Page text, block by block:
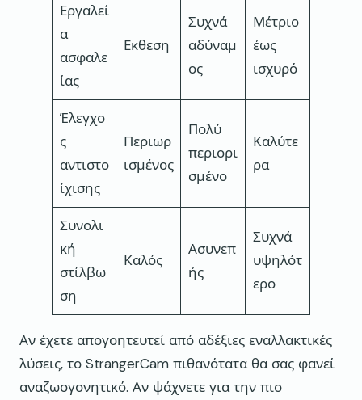
Εργαλεί
α
ασφαλε
ίας
Εκθεση
Συχνά
αδύναμ
ος
Μέτριο
έως
ισχυρό
Έλεγχο
ς
αντιστο
ίχισης
Περιωρ
ισμένος
Πολύ
περιορι
σμένο
Καλύτε
ρα
Συνολι
κή
στίλβω
ση
Καλός
Ασυνεπ
ής
Συχνά
υψηλότ
ερο
Αν έχετε απογοητευτεί από αδέξιες εναλλακτικές
λύσεις, το StrangerCam πιθανότατα θα σας φανεί
αναζωογονητικό. Αν ψάχνετε για την πιο